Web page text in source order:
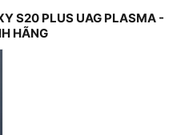
S20 PLUS UAG PLASMA -
HÃNG